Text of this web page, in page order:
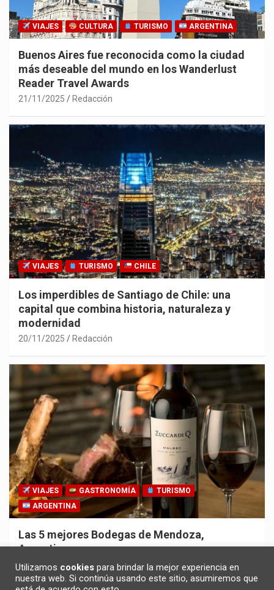
VIAJES CULTURA TURISMO ARGENTINA
Buenos Aires fue reconocida como la ciudad
más deseable del mundo en los Wanderlust
Reader Travel Awards
21/11/2025 Redacción
VIAJES TURISMO CHILE
Los imperdibles de Santiago de Chile: una
capital que combina historia, naturaleza y
modernidad
20/11/2025 Redacción
VIAJES GASTRONOMÍA
TURISMO
ARGENTINA
Las 5 mejores Bodegas de Mendoza,
Argentina
30/10/2025 Redacción
Utilizamos cookies para brindar la mejor experiencia en
nuestra web. Si continúa usando este sitio, asumiremos que